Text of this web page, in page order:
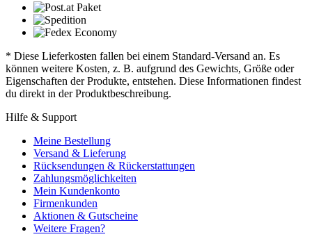
* Diese Lieferkosten fallen bei einem Standard-Versand an. Es
können weitere Kosten, z. B. aufgrund des Gewichts, Größe oder
Eigenschaften der Produkte, entstehen. Diese Informationen findest
du direkt in der Produktbeschreibung.
Hilfe & Support
Meine Bestellung
Versand & Lieferung
Rücksendungen & Rückerstattungen
Zahlungsmöglichkeiten
Mein Kundenkonto
Firmenkunden
Aktionen & Gutscheine
Weitere Fragen?